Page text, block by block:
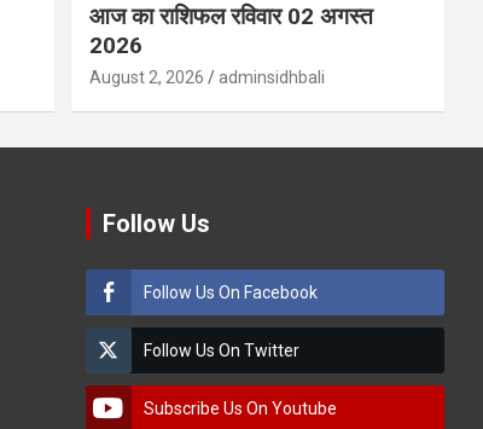
आज का राशिफल रविवार 02 अगस्त
2026
August 2, 2026 adminsidhbali
Follow Us
Follow Us On Facebook
Follow Us On Twitter
Subscribe Us On Youtube